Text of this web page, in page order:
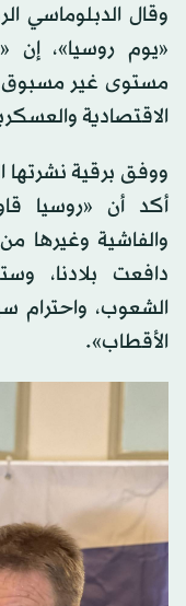
وقال الدبلوماسي
«يوم روسيا»، إن
مستوى غير
الاقتصادية
ووفق برقية نشرتها
أكد أن «روسيا
والفاشية وغيرها
دافعت بلادنا،
الشعوب، واحترام
الأقطاب».